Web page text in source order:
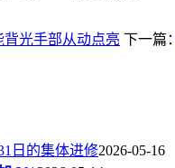
背光手部从动点亮 下一篇：
日的集体进修2026-05-16